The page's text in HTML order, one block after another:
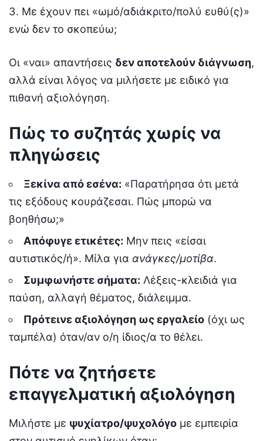
Με έχουν πει «ωμό/αδιάκριτο/πολύ ευθύ(ς)»
ενώ δεν το σκοπεύω;
Οι «ναι» απαντήσεις δεν αποτελούν διάγνωση,
αλλά είναι λόγος να μιλήσετε με ειδικό για
πιθανή αξιολόγηση.
Πώς το συζητάς χωρίς να
πληγώσεις
Ξεκίνα από εσένα: «Παρατήρησα ότι μετά
τις εξόδους κουράζεσαι. Πώς μπορώ να
βοηθήσω;»
Απόφυγε ετικέτες: Μην πεις «είσαι
αυτιστικός/ή». Μίλα για ανάγκες/μοτίβα.
Συμφωνήστε σήματα: Λέξεις-κλειδιά για
παύση, αλλαγή θέματος, διάλειμμα.
Πρότεινε αξιολόγηση ως εργαλείο (όχι ως
ταμπέλα) όταν/αν ο/η ίδιος/α το θέλει.
Πότε να ζητήσετε
επαγγελματική αξιολόγηση
Μιλήστε με ψυχίατρο/ψυχολόγο με εμπειρία